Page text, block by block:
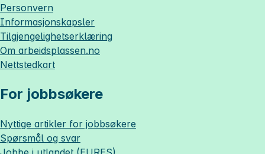
Personvern
Informasjonskapsler
Tilgjengelighetserklæring
Om arbeidsplassen.no
Nettstedkart
For jobbsøkere
Nyttige artikler for jobbsøkere
Spørsmål og svar